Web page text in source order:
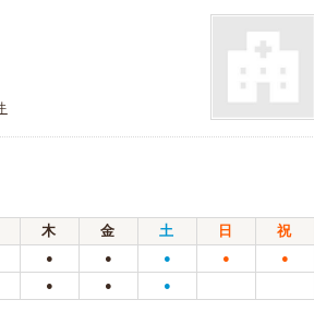
木 金 土 日
祝
● ● ● ● ●
● ● ●